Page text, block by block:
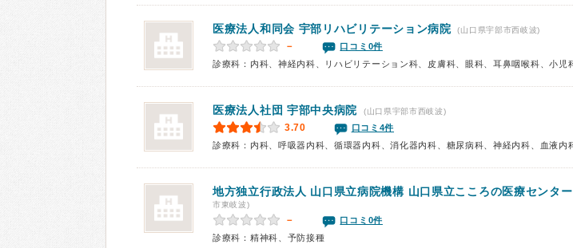
医療法人和同会 宇部リハビリテーション病院 (山口県宇部市西岐波)
－
口コミ0件
医療法人社団 宇部中央病院 (山口県宇部市西岐波)
3.70
口コミ4件
地方独立行政法人 山口県立病院機構 山口県立こころの医療センター
市東岐波)
－
口コミ0件
診療科：精神科、予防接種